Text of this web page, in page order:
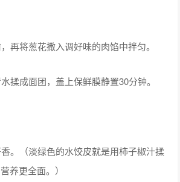
将葱花撒入调好味的肉馅中拌匀。
成面团，盖上保鲜膜静置30分钟。
（淡绿色的水饺皮就是用柿子椒汁揉
养更全面。）